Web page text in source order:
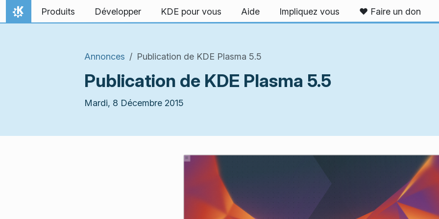
Aller directement au contenu
Accueil
Produits Développer KDE pour vous Aide Impliquez vous ❤️ Faire un don
Annonces Publication de KDE Plasma 5.5
Publication de KDE Plasma 5.5
Mardi, 8 Décembre 2015